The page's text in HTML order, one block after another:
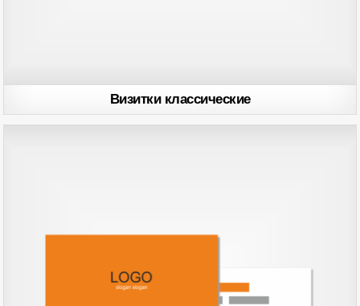
Визитки классические